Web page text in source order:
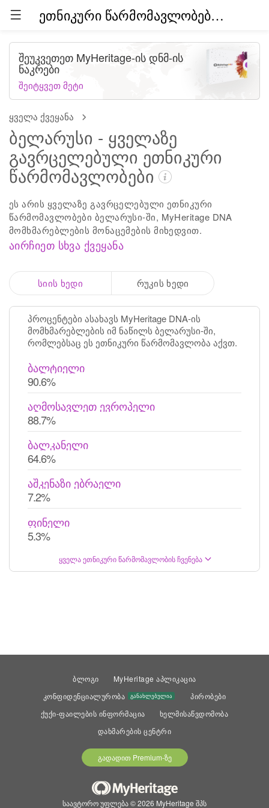
ეთნიკური წარმომავლობები მთელ მსოფლიოში (ბეტა)
ყველა ქვეყანა
ბელარუსი - ყველაზე
გავრცელებული ეთნიკური
წარმომავლობები
ეს არის ყველაზე გავრცელებული ეთნიკური
წარმომავლობები ბელარუსი-ში, MyHeritage DNA
მომხმარებლების მონაცემების მიხედვით.
აირჩიეთ სხვა ქვეყანა
შეუკვეთეთ MyHeritage-ის დნმ-ის
ნაკრები
შეიტყვეთ მეტი
სიის ხედი რუკის ხედი
პროცენტები ასახავს MyHeritage DNA-ის
მომხმარებლების იმ ნაწილს ბელარუსი-ში,
რომლებსაც ეს ეთნიკური წარმომავლობა აქვთ.
ბალტიელი
90.6%
აღმოსავლეთ ევროპელი
88.7%
ბალკანელი
64.6%
აშკენაზი ებრაელი
7.2%
ფინელი
5.3%
ყველა ეთნიკური წარმომავლობის ჩვენება
ბლოგი
MyHeritage აპლიკაცია
კონფიდენციალურობა
განახლებულია
პირობები
ქუქი-ფაილების ინფორმაცია
ხელმისაწვდომობა
დახმარების ცენტრი
გადადით Premium-ზე
საავტორო უფლება © 2026 MyHeritage შპს